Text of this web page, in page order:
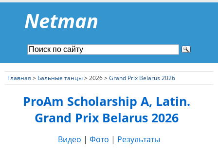
Netman
Главная > Бальные танцы> 2026 >Grand Prix Belarus 2026
ProAm Scholarship A, Latin.
Grand Prix Belarus 2026
Видео | Фото | Результаты